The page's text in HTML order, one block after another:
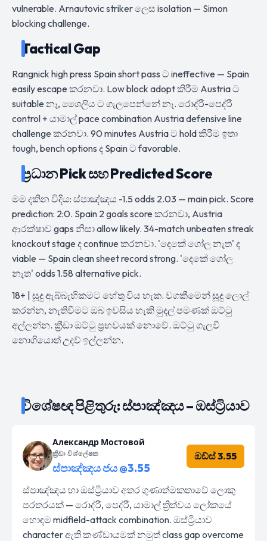
vulnerable. Arnautovic striker ලෙස isolation — Simon
blocking challenge.
Tactical Gap
Rangnick high press Spain short pass ට ineffective — Spain
easily escape කරනවා. Low block adopt කිරීම Austria ට
suitable නෑ, ශෛලිය ට ගැලපෙන්නේ නෑ. රොද්රී-පෙද්රී
control + යාමාල් pace combination Austria defensive line
challenge කරනවා. 90 minutes Austria ට hold කිරීම ඉතා
tough, bench options ද Spain ට favorable.
ප්‍රධාන Pick සහ Predicted Score
මම දකින විදිය: ස්පාඤ්ඤය -1.5 odds 2.03 — main pick. Score
prediction: 2:0. Spain 2 goals score කරනවා, Austria
ආරක්ෂාව gaps නිසා allow likely. 34-match unbeaten streak
knockout stage ද continue කරනවා. 'දෙකේ ගෝල නැත' ද
viable — Spain clean sheet record strong. 'දෙකේ ගෝල
නැත' odds 1.58 alternative pick.
18+ | සූදු ඇබ්බැහිකමට හේතු විය හැක. වගකීමෙන් සූදු ලොල්
කරන්න, නැතිවීමට ඔබ ඉවසිය හැකි මුදල් පමණක් ඔට්ටු
අල්ලන්න. ක්‍රීඩා ඔට්ටු ප්‍රභවයක් නොවේ. ඔට්ටු ගැලවී
නොගියොත් උදව් ඉල්ලන්න.
විශේෂඥ පිළිතුරු: ස්පාඤ්ඤය – ඔස්ට්‍රියාව
Александр Мостовой
ක්‍රීඩා විශ්ලේෂක
ස්පාඤ්ඤය ජය @3.55
ඔඩ්ස් 3.55
ස්පාඤ්ඤය හා ඔස්ට්‍රියාව අතර ගුණාත්මකතාවේ ලොකු
පරතරයක් — රොද්රී, පෙද්රී, යාමාල් ත්‍රිත්වය ලෝකයේ
හොඳම midfield-attack combination. ඔස්ට්‍රියාව
character ඇති කණ්ඩායමක් නමුත් class gap overcome